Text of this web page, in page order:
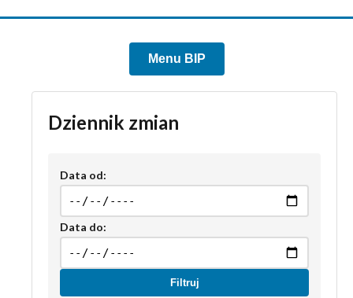
Menu BIP
Dziennik zmian
Data od:
Data do:
Filtruj